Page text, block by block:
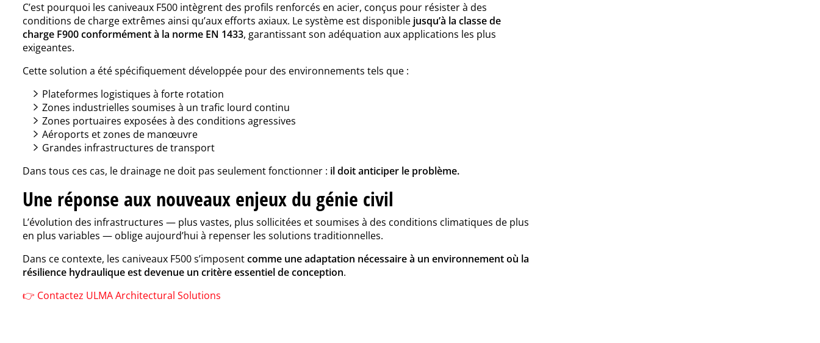
C’est pourquoi les caniveaux F500 intègrent des profils renforcés en acier, conçus pour résister à des
conditions de charge extrêmes ainsi qu’aux efforts axiaux. Le système est disponible jusqu’à la classe de
charge F900 conformément à la norme EN 1433, garantissant son adéquation aux applications les plus
exigeantes.
Cette solution a été spécifiquement développée pour des environnements tels que :
Plateformes logistiques à forte rotation
Zones industrielles soumises à un trafic lourd continu
Zones portuaires exposées à des conditions agressives
Aéroports et zones de manœuvre
Grandes infrastructures de transport
Dans tous ces cas, le drainage ne doit pas seulement fonctionner : il doit anticiper le problème.
Une réponse aux nouveaux enjeux du génie civil
L’évolution des infrastructures — plus vastes, plus sollicitées et soumises à des conditions climatiques de plus
en plus variables — oblige aujourd’hui à repenser les solutions traditionnelles.
Dans ce contexte, les caniveaux F500 s’imposentcomme une adaptation nécessaire à un environnement où la
résilience hydraulique est devenue un critère essentiel de conception.
👉 Contactez ULMA Architectural Solutions